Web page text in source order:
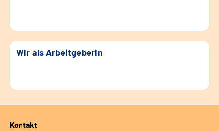
Wir als Arbeitgeberin
Kontakt